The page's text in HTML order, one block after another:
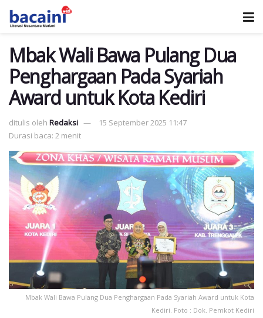
Mbak Wali Bawa Pulang Dua
Penghargaan Pada Syariah
Award untuk Kota Kediri
ditulis oleh Redaksi
15 September 2025 11:47
Durasi baca: 2 menit
Mbak Wali Bawa Pulang Dua Penghargaan Pada Syariah Award untuk Kota
Kediri. Foto : Dok. Pemkot Kediri